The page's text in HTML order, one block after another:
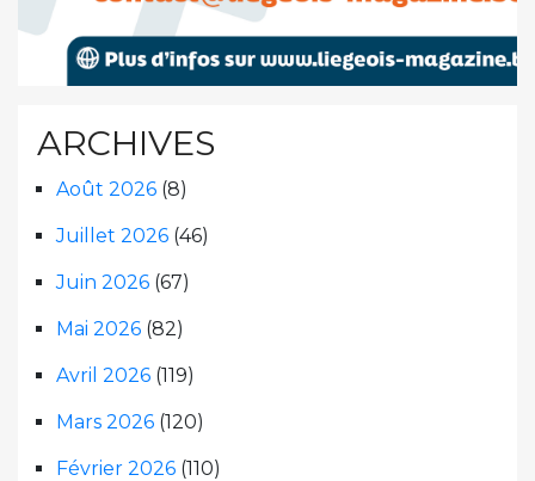
ARCHIVES
Août 2026 (8)
Juillet 2026 (46)
Juin 2026 (67)
Mai 2026 (82)
Avril 2026 (119)
Mars 2026 (120)
Février 2026 (110)